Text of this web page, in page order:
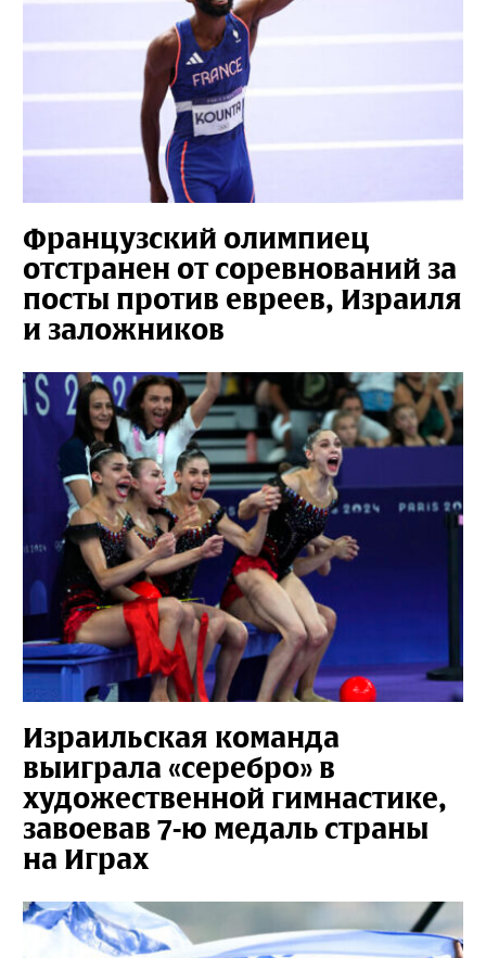
Французский олимпиец
отстранен от соревнований за
посты против евреев, Израиля
и заложников
Израильская команда
выиграла «серебро» в
художественной гимнастике,
завоевав 7-ю медаль страны
на Играх